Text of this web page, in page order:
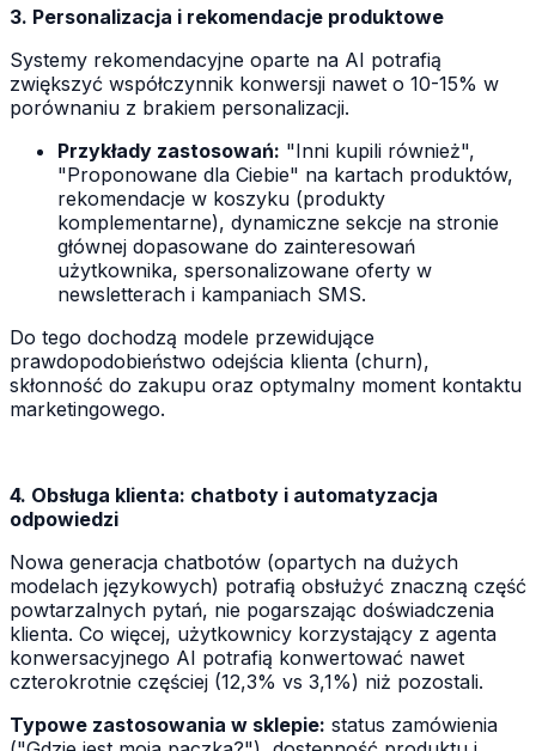
3. Personalizacja i rekomendacje produktowe
Systemy rekomendacyjne oparte na AI potrafią
zwiększyć współczynnik konwersji nawet o 10-15% w
porównaniu z brakiem personalizacji.
Przykłady zastosowań: "Inni kupili również",
"Proponowane dla Ciebie" na kartach produktów,
rekomendacje w koszyku (produkty
komplementarne), dynamiczne sekcje na stronie
głównej dopasowane do zainteresowań
użytkownika, spersonalizowane oferty w
newsletterach i kampaniach SMS.
Do tego dochodzą modele przewidujące
prawdopodobieństwo odejścia klienta (churn),
skłonność do zakupu oraz optymalny moment kontaktu
marketingowego.
4. Obsługa klienta: chatboty i automatyzacja
odpowiedzi
Nowa generacja chatbotów (opartych na dużych
modelach językowych) potrafią obsłużyć znaczną część
powtarzalnych pytań, nie pogarszając doświadczenia
klienta. Co więcej, użytkownicy korzystający z agenta
konwersacyjnego AI potrafią konwertować nawet
czterokrotnie częściej (12,3% vs 3,1%) niż pozostali.
Typowe zastosowania w sklepie: status zamówienia